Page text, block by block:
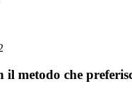
il metodo che